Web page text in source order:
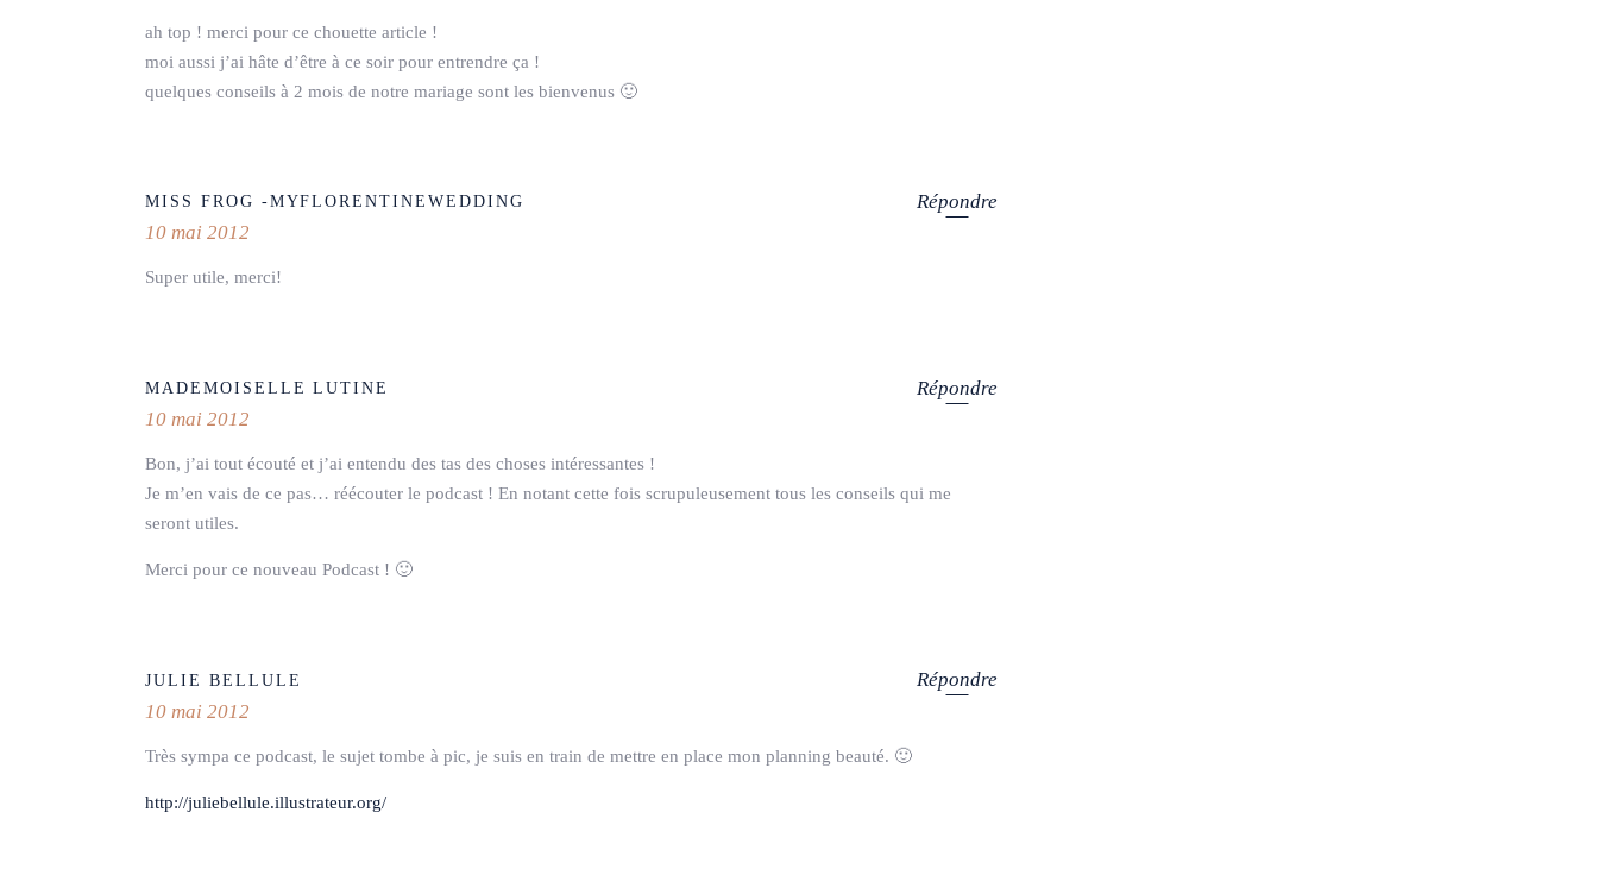
ah top ! merci pour ce chouette article !
moi aussi j’ai hâte d’être à ce soir pour entrendre ça !
quelques conseils à 2 mois de notre mariage sont les bienvenus 🙂
MISS FROG -MYFLORENTINEWEDDING
Répondre
10 mai 2012
Super utile, merci!
MADEMOISELLE LUTINE
Répondre
10 mai 2012
Bon, j’ai tout écouté et j’ai entendu des tas des choses intéressantes !
Je m’en vais de ce pas… réécouter le podcast ! En notant cette fois scrupuleusement tous les conseils qui me
seront utiles.
Merci pour ce nouveau Podcast ! 🙂
JULIE BELLULE
Répondre
10 mai 2012
Très sympa ce podcast, le sujet tombe à pic, je suis en train de mettre en place mon planning beauté. 🙂
http://juliebellule.illustrateur.org/